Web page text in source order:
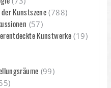
Kunstszene (788)
(57)
Kunstwerke(19)
(99)